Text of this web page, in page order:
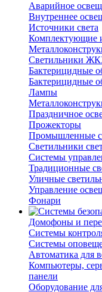
Аварийное
Внутреннее
Источники света
Комплектующие
Светильники
Бактерицидные
Бактерицидные
Лампы
Праздничное
Прожекторы
Промышленные
Светильники
Системы
Традиционные
Уличные
Управление
Фонари
Домофоны и
Системы
Системы
Автоматика для
Компьютеры,
панели
Оборудование